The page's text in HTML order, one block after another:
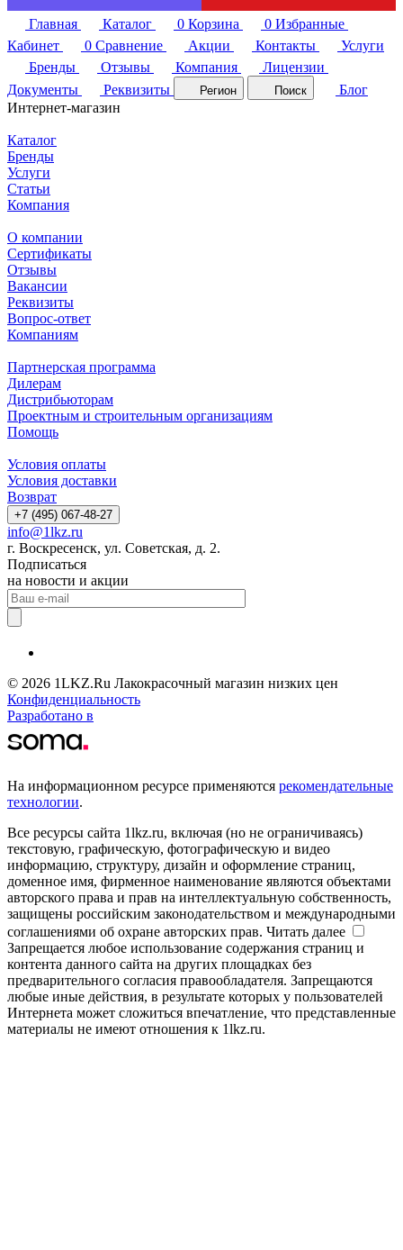
Главная Каталог 0 Корзина 0 Избранные
Кабинет
0 Сравнение Акции Контакты
Услуги
Бренды
Отзывы Компания
Лицензии
Документы
Реквизиты Регион Поиск
Блог
Интернет-магазин
Каталог
Бренды
Услуги
Статьи
Компания
О компании
Сертификаты
Отзывы
Вакансии
Реквизиты
Вопрос-ответ
Компаниям
Партнерская программа
Дилерам
Дистрибьюторам
Проектным и строительным организациям
Помощь
Условия оплаты
Условия доставки
Возврат
+7 (495) 067-48-27
info@1lkz.ru
г. Воскресенск, ул. Советская, д. 2.
Подписаться
на новости и акции
© 2026 1LKZ.Ru Лакокрасочный магазин низких цен
Конфиденциальность
Разработано в
На информационном ресурсе применяются рекомендательные
технологии.
Все ресурсы сайта 1lkz.ru, включая (но не ограничиваясь)
текстовую, графическую, фотографическую и видео
информацию, структуру, дизайн и оформление страниц,
доменное имя, фирменное наименование являются объектами
авторского права и прав на интеллектуальную собственность,
защищены российским законодательством и международными
соглашениями об охране авторских прав. Читать далее
Запрещается любое использование содержания страниц и
контента данного сайта на других площадках без
предварительного согласия правообладателя. Запрещаются
любые иные действия, в результате которых у пользователей
Интернета может сложиться впечатление, что представленные
материалы не имеют отношения к 1lkz.ru.